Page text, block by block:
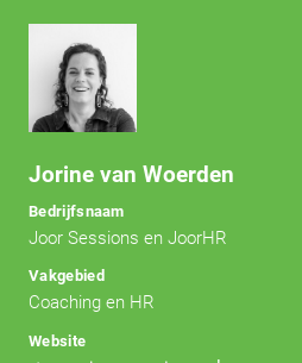
Jorine van Woerden
Bedrijfsnaam
Joor Sessions en JoorHR
Vakgebied
Coaching en HR
Website